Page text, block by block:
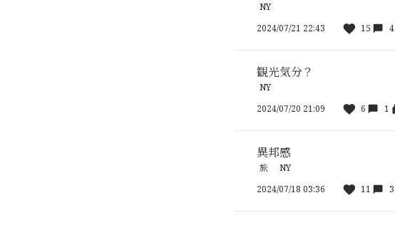
NY
2024/07/21 22:43
15 4
観光気分？
NY
2024/07/20 21:09
6 1
異邦感
旅
NY
2024/07/18 03:36
11 3